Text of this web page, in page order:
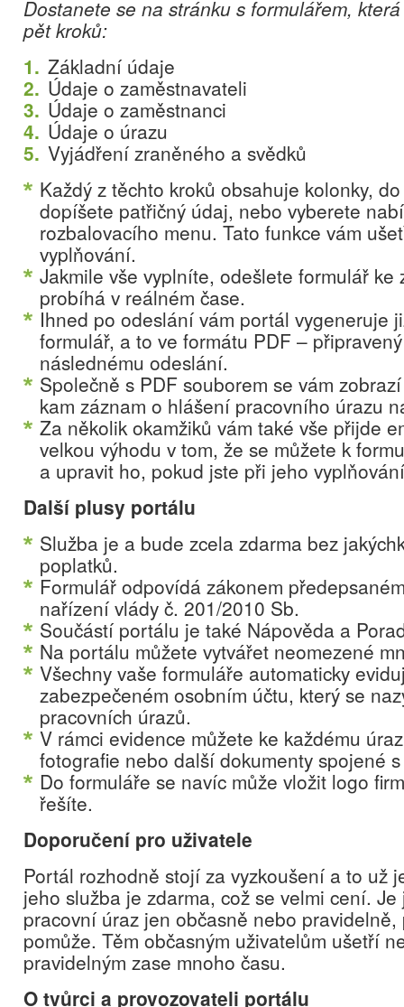
Dostanete se na stránku s formulářem,
pět kroků:
Základní údaje
Údaje o zaměstnavateli
Údaje o zaměstnanci
Údaje o úrazu
Vyjádření zraněného a svědků
Každý z těchto kroků obsahuje kolonky,
dopíšete patřičný údaj, nebo vyberete
rozbalovacího menu. Tato funkce vám
vyplňování.
Jakmile vše vyplníte, odešlete formulář ke
probíhá v reálném čase.
Ihned po odeslání vám portál vygeneruje
formulář, a to ve formátu PDF –
následnému odeslání.
Společně s PDF souborem se vám
kam záznam o hlášení pracovního úrazu
Za několik okamžiků vám také vše přijde
velkou výhodu v tom, že se můžete k
a upravit ho, pokud jste při jeho
Další plusy portálu
Služba je a bude zcela zdarma bez
poplatků.
Formulář odpovídá zákonem
nařízení vlády č. 201/2010 Sb.
Součástí portálu je také Nápověda a
Na portálu můžete vytvářet neomezené
Všechny vaše formuláře automaticky
zabezpečeném osobním účtu, který se
pracovních úrazů.
V rámci evidence můžete ke každému
fotografie nebo další dokumenty spojené
Do formuláře se navíc může vložit logo
řešíte.
Doporučení pro uživatele
Portál rozhodně stojí za vyzkoušení a to už
jeho služba je zdarma, což se velmi cení.
pracovní úraz jen občasně nebo pravidelně,
pomůže. Těm občasným uživatelům ušetří
pravidelným zase mnoho času.
O tvůrci a provozovateli portálu